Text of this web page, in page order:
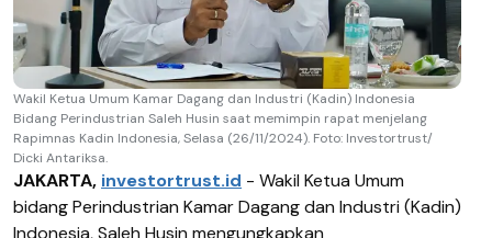
Wakil Ketua Umum Kamar Dagang dan Industri (Kadin) Indonesia
Bidang Perindustrian Saleh Husin saat memimpin rapat menjelang
Rapimnas Kadin Indonesia, Selasa (26/11/2024). Foto: Investortrust/
Dicki Antariksa.
JAKARTA, investortrust.id - Wakil Ketua Umum
bidang Perindustrian Kamar Dagang dan Industri (Kadin)
Indonesia, Saleh Husin mengungkapkan